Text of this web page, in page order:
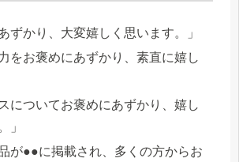
ずかり、大変嬉しく思います。」
をお褒めにあずかり、素直に嬉し
についてお褒めにあずかり、嬉し
」
が●●に掲載され、多くの方からお